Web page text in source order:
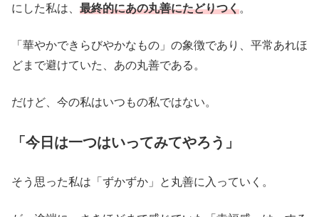
にした私は、 最終的にあの丸善にたどりつく。
「華やかできらびやかなもの」の象徴であり、平常あれほ
どまで避けていた、あの丸善である。
だけど、今の私はいつもの私ではない。
「今日は一つはいってみてやろう」
そう思った私は「ずかずか」と丸善に入っていく。